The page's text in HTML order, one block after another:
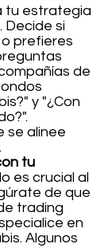
tu estrategia
Decide si
prefieres
de
y "¿Con
se alinee
tu
es crucial al
de que
trading
en
Algunos